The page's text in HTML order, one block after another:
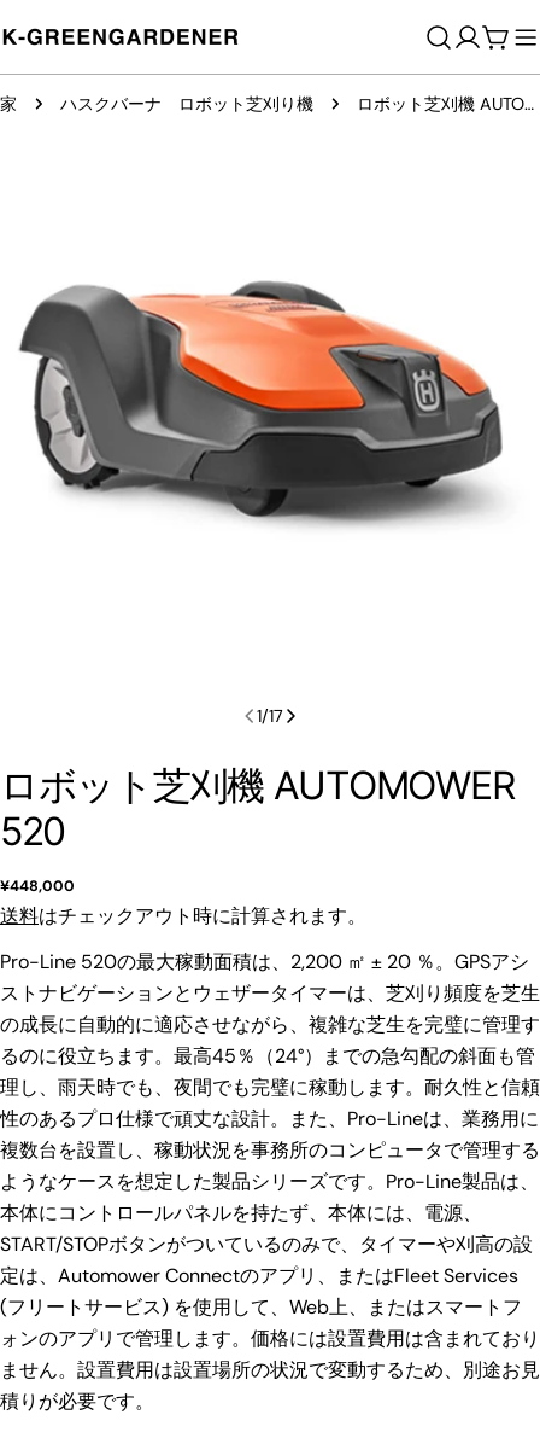
ン
テ
ン
カ
ー
ト
家 ハスクバーナ ロボット芝刈り機 ロボット芝刈機 AUTOMOWER 520
ディア 0 をモーダルで開く
1/17
ロボット芝刈機 AUTOMOWER
520
通
常
価
¥448,000
送料はチェックアウト時に計算されます。
Pro-Line 520の最大稼動面積は、2,200 ㎡ ± 20 ％。GPSアシ
ストナビゲーションとウェザータイマーは、芝刈り頻度を芝生
の成長に自動的に適応させながら、複雑な芝生を完璧に管理す
るのに役立ちます。最高45％（24°）までの急勾配の斜面も管
理し、雨天時でも、夜間でも完璧に稼動します。耐久性と信頼
性のあるプロ仕様で頑丈な設計。また、Pro-Lineは、業務用に
複数台を設置し、稼動状況を事務所のコンピュータで管理する
ようなケースを想定した製品シリーズです。Pro-Line製品は、
本体にコントロールパネルを持たず、本体には、電源、
START/STOPボタンがついているのみで、タイマーや刈高の設
定は、Automower Connectのアプリ、またはFleet Services
(フリートサービス) を使用して、Web上、またはスマートフ
ォンのアプリで管理します。価格には設置費用は含まれており
ません。設置費用は設置場所の状況で変動するため、別途お見
積りが必要です。
質問する
あ
な
た
あ